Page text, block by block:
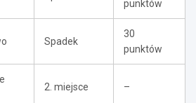
punktów
Spadek
30
punktów
2. miejsce –